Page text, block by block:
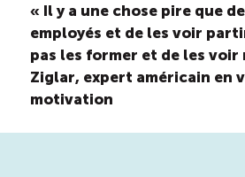
Cuisinier : alternance travail-étude
Apprentissage en milieu de
« Il y a une chose pire que
employés et de les voir
pas les former et de les voir
Ziglar, expert américain en
motivation